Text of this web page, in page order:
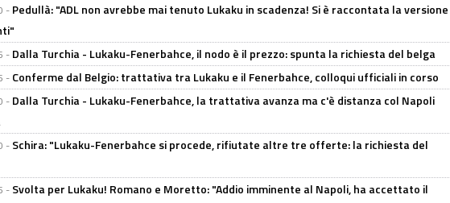
- Pedullà: "ADL non avrebbe mai tenuto Lukaku in scadenza! Si è raccontata la versione
- Dalla Turchia - Lukaku-Fenerbahce, il nodo è il prezzo: spunta la richiesta del belga
- Conferme dal Belgio: trattativa tra Lukaku e il Fenerbahce, colloqui ufficiali in corso
- Dalla Turchia - Lukaku-Fenerbahce, la trattativa avanza ma c'è distanza col Napoli
- Schira: "Lukaku-Fenerbahce si procede, rifiutate altre tre offerte: la richiesta del
- Svolta per Lukaku! Romano e Moretto: "Addio imminente al Napoli, ha accettato il